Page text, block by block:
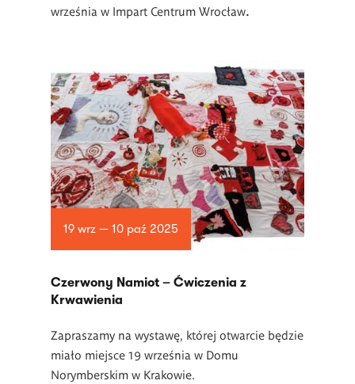
września w Impart Centrum Wrocław.
19 wrz — 10 paź 2025
Czerwony Namiot – Ćwiczenia z
Krwawienia
Zapraszamy na wystawę, której otwarcie będzie
miało miejsce 19 września w Domu
Norymberskim w Krakowie.